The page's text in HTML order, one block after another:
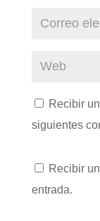
Recibir
siguientes
Recibir
entrada.